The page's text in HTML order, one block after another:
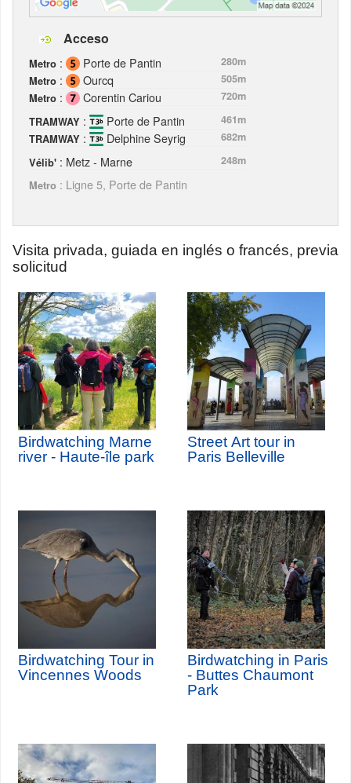
Acceso
Metro : Porte de Pantin
280m
Metro : Ourcq
505m
Metro : Corentin Cariou
720m
TRAMWAY : Porte de Pantin
461m
TRAMWAY : Delphine Seyrig
682m
Vélib' : Metz - Marne
248m
Metro : Ligne 5, Porte de Pantin
Visita privada, guiada en inglés o francés, previa
solicitud
Birdwatching Marne
river - Haute-île park
Street Art tour in
Paris Belleville
Birdwatching Tour in
Vincennes Woods
Birdwatching in Paris
- Buttes Chaumont
Park